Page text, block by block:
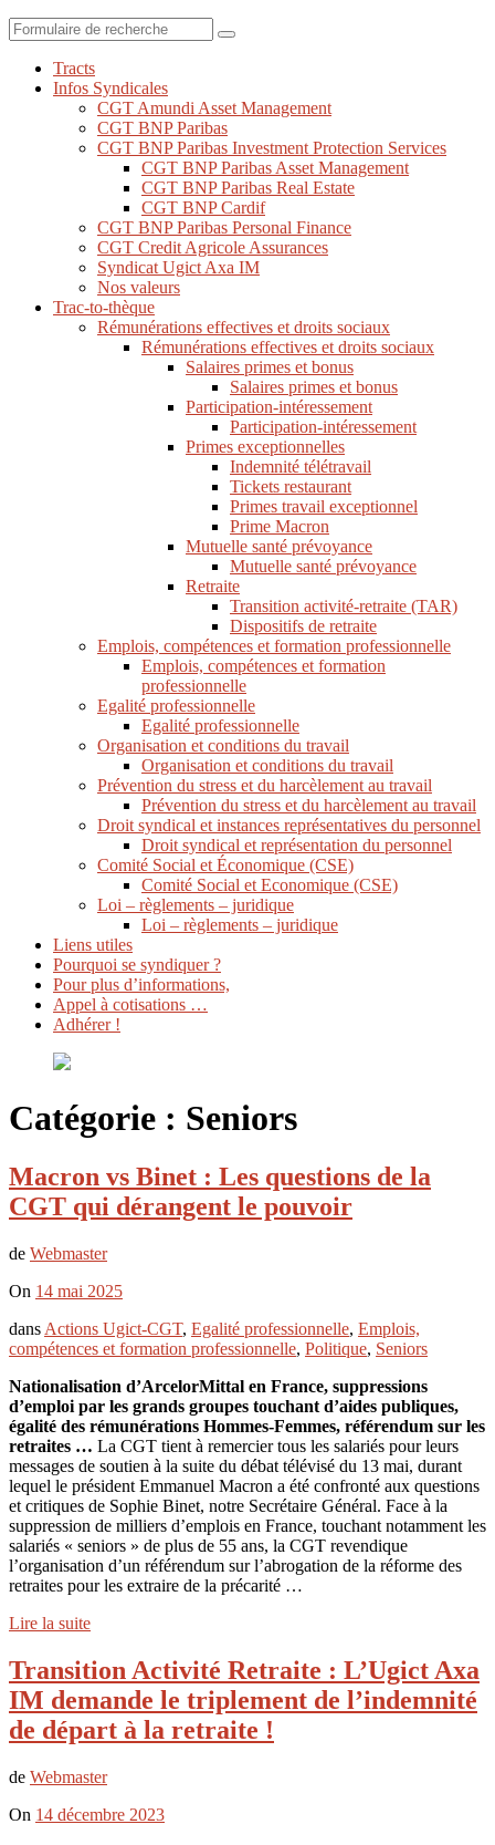
Search
Tracts
Infos Syndicales
CGT Amundi Asset Management
CGT BNP Paribas
CGT BNP Paribas Investment Protection Services
CGT BNP Paribas Asset Management
CGT BNP Paribas Real Estate
CGT BNP Cardif
CGT BNP Paribas Personal Finance
CGT Credit Agricole Assurances
Syndicat Ugict Axa IM
Nos valeurs
Trac-to-thèque
Rémunérations effectives et droits sociaux
Rémunérations effectives et droits sociaux
Salaires primes et bonus
Salaires primes et bonus
Participation-intéressement
Participation-intéressement
Primes exceptionnelles
Indemnité télétravail
Tickets restaurant
Primes travail exceptionnel
Prime Macron
Mutuelle santé prévoyance
Mutuelle santé prévoyance
Retraite
Transition activité-retraite (TAR)
Dispositifs de retraite
Emplois, compétences et formation professionnelle
Emplois, compétences et formation
professionnelle
Egalité professionnelle
Egalité professionnelle
Organisation et conditions du travail
Organisation et conditions du travail
Prévention du stress et du harcèlement au travail
Prévention du stress et du harcèlement au travail
Droit syndical et instances représentatives du personnel
Droit syndical et représentation du personnel
Comité Social et Économique (CSE)
Comité Social et Economique (CSE)
Loi – règlements – juridique
Loi – règlements – juridique
Liens utiles
Pourquoi se syndiquer ?
Pour plus d’informations,
Appel à cotisations …
Adhérer !
Catégorie : Seniors
Macron vs Binet : Les questions de la
CGT qui dérangent le pouvoir
de Webmaster
On 14 mai 2025
dans Actions Ugict-CGT, Egalité professionnelle, Emplois,
compétences et formation professionnelle, Politique, Seniors
Nationalisation d’ArcelorMittal en France, suppressions
d’emploi par les grands groupes touchant d’aides publiques,
égalité des rémunérations Hommes-Femmes, référendum sur les
retraites … La CGT tient à remercier tous les salariés pour leurs
messages de soutien à la suite du débat télévisé du 13 mai, durant
lequel le président Emmanuel Macron a été confronté aux questions
et critiques de Sophie Binet, notre Secrétaire Général. Face à la
suppression de milliers d’emplois en France, touchant notamment les
salariés « seniors » de plus de 55 ans, la CGT revendique
l’organisation d’un référendum sur l’abrogation de la réforme des
retraites pour les extraire de la précarité …
Lire la suite
Transition Activité Retraite : L’Ugict Axa
IM demande le triplement de l’indemnité
de départ à la retraite !
de Webmaster
On 14 décembre 2023